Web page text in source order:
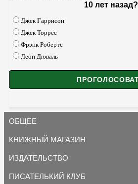
10 лет назад?
Джек Гаррисон
Джек Торрес
Фрэнк Робертс
Леон Дюваль
ОБЩЕЕ
КНИЖНЫЙ МАГАЗИН
ИЗДАТЕЛЬСТВО
ПИСАТЕЛЬКИЙ КЛУБ